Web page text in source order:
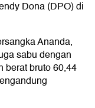
Dona (DPO) di
Ananda,
sabu dengan
berat bruto 60,44